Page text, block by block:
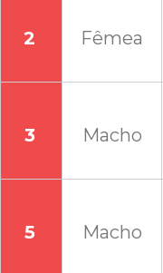
2 Fêmea
3 Macho
5 Macho